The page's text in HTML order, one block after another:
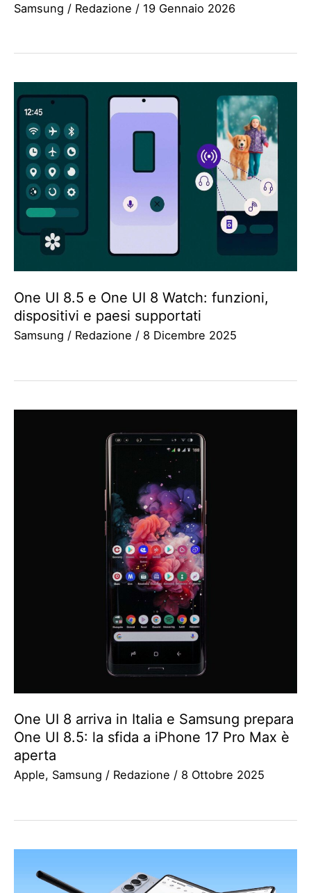
Samsung / Redazione / 19 Gennaio 2026
One UI 8.5 e One UI 8 Watch: funzioni,
dispositivi e paesi supportati
Samsung / Redazione / 8 Dicembre 2025
One UI 8 arriva in Italia e Samsung prepara
One UI 8.5: la sfida a iPhone 17 Pro Max è
aperta
Apple, Samsung / Redazione / 8 Ottobre 2025